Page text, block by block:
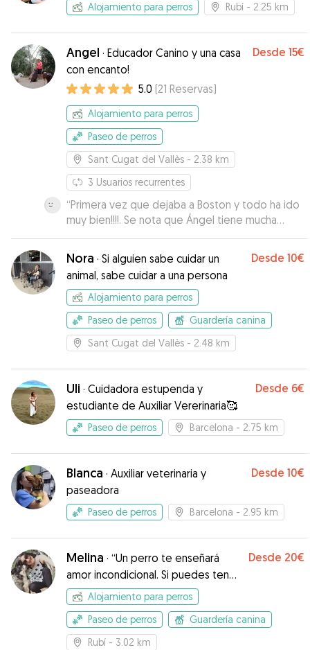
Alojamiento para perros Rubí - 2.25 km
Angel · Educador Canino y una casa
con encanto!
Desde 15€
5.0 (21 Reservas)
Alojamiento para perros
Paseo de perros
Sant Cugat del Vallès - 2.38 km
3 Usuarios recurrentes
“Primera vez que dejaba a Boston y todo ha ido
muy bien!!!!. Se nota que Ángel tiene mucha
experiencia y conocimiento con los perros y
sabe cómo tratarlos. Me gustó que me
informara sobre cómo iba los días que lo
dejamos y al recogerlo, Boston estaba tranquilo,
señal de que estaba a gusto con él.
Nora · Si alguien sabe cuidar un
animal, sabe cuidar a una persona
Desde 10€
Alojamiento para perros
Paseo de perros
Guardería canina
Sant Cugat del Vallès - 2.48 km
Uli · Cuidadora estupenda y
estudiante de Auxiliar Vererinaria🥰
Desde 6€
Paseo de perros Barcelona - 2.75 km
Blanca · Auxiliar veterinaria y
paseadora
Desde 10€
Paseo de perros Barcelona - 2.95 km
Melina · “Un perro te enseñará
amor incondicional. Si puedes tener
eso en tu vida, las cosas no serán
tan malas.”
Desde 20€
Alojamiento para perros
Paseo de perros
Guardería canina
Rubí - 3.02 km